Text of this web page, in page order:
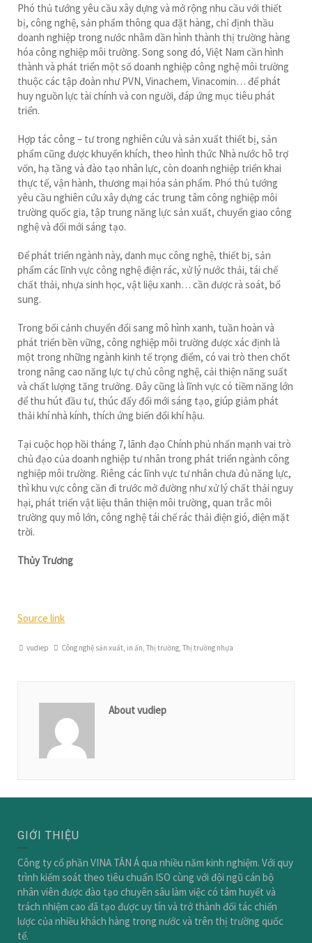
Phó thủ tướng yêu cầu xây dựng và mở rộng nhu cầu với thiết
bị, công nghệ, sản phẩm thông qua đặt hàng, chỉ định thầu
doanh nghiệp trong nước nhằm dần hình thành thị trường hàng
hóa công nghiệp môi trường. Song song đó, Việt Nam cần hình
thành và phát triển một số doanh nghiệp công nghệ môi trường
thuộc các tập đoàn như PVN, Vinachem, Vinacomin… để phát
huy nguồn lực tài chính và con người, đáp ứng mục tiêu phát
triển.
Hợp tác công – tư trong nghiên cứu và sản xuất thiết bị, sản
phẩm cũng được khuyến khích, theo hình thức Nhà nước hỗ trợ
vốn, hạ tầng và đào tạo nhân lực, còn doanh nghiệp triển khai
thực tế, vận hành, thương mại hóa sản phẩm. Phó thủ tướng
yêu cầu nghiên cứu xây dựng các trung tâm công nghiệp môi
trường quốc gia, tập trung năng lực sản xuất, chuyển giao công
nghệ và đổi mới sáng tạo.
Để phát triển ngành này, danh mục công nghệ, thiết bị, sản
phẩm các lĩnh vực công nghệ điện rác, xử lý nước thải, tái chế
chất thải, nhựa sinh học, vật liệu xanh… cần được rà soát, bổ
sung.
Trong bối cảnh chuyển đổi sang mô hình xanh, tuần hoàn và
phát triển bền vững, công nghiệp môi trường được xác định là
một trong những ngành kinh tế trọng điểm, có vai trò then chốt
trong nâng cao năng lực tự chủ công nghệ, cải thiện năng suất
và chất lượng tăng trưởng. Đây cũng là lĩnh vực có tiềm năng lớn
để thu hút đầu tư, thúc đẩy đổi mới sáng tạo, giúp giảm phát
thải khí nhà kính, thích ứng biến đổi khí hậu.
Tại cuộc họp hồi tháng 7, lãnh đạo Chính phủ nhấn mạnh vai trò
chủ đạo của doanh nghiệp tư nhân trong phát triển ngành công
nghiệp môi trường. Riêng các lĩnh vực tư nhân chưa đủ năng lực,
thì khu vực công cần đi trước mở đường như xử lý chất thải nguy
hại, phát triển vật liệu thân thiện môi trường, quan trắc môi
trường quy mô lớn, công nghệ tái chế rác thải điện gió, điện mặt
trời.
Thủy Trương
Source link
vudiep Công nghệ sản xuất, in ấn,Thị trường,Thị trường nhựa
About vudiep
GIỚI THIỆU
Công ty cổ phần VINA TÂN Á qua nhiều năm kinh nghiệm. Với quy
trình kiểm soát theo tiêu chuẩn ISO cùng với đội ngũ cán bộ
nhân viên được đào tạo chuyên sâu làm việc có tâm huyết và
trách nhiệm cao đã tạo được uy tín và trở thành đối tác chiến
lược của nhiều khách hàng trong nước và trên thị trường quốc
tế.